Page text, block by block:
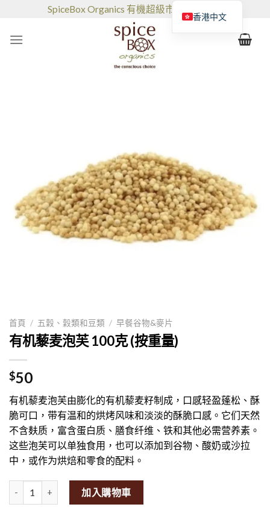
SpiceBox Organics 有機超級市場和咖啡館
首頁 / 五穀、穀類和豆類 / 早餐谷物&麥片
有机藜麦泡芙 100克 (按重量)
$50
有机藜麦泡芙由膨化的有机藜麦籽制成，口感轻盈蓬松、酥
脆可口，带有温和的烘烤风味和淡淡的酥脆口感。它们天然
不含麸质，富含蛋白质、膳食纤维、铁和其他必需营养素。
这些泡芙可以单独食用，也可以添加到谷物、酸奶或沙拉
中，或作为烘焙和零食的配料。
Organic Quinoa Puff 100g (By Weight)量
加入購物車
香港中文